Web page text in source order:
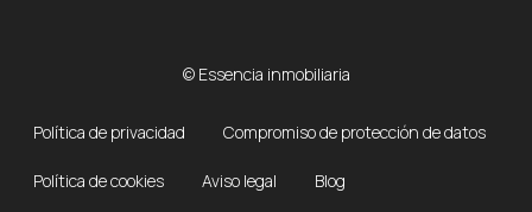
© Essencia inmobiliaria
Política de privacidad Compromiso de protección de datos
Política de cookies Aviso legal Blog